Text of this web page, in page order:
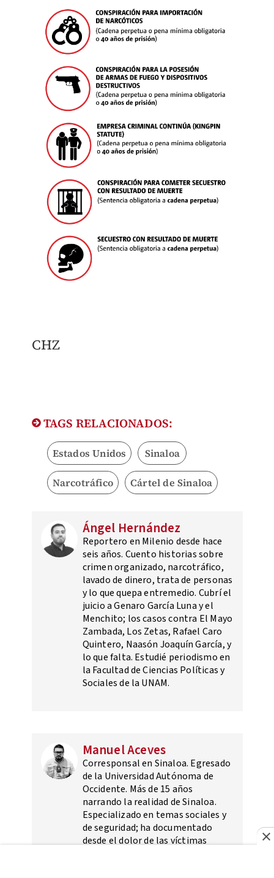
CHZ
TAGS RELACIONADOS:
Estados Unidos Sinaloa
Narcotráfico Cártel de Sinaloa
Ángel Hernández
Reportero en Milenio desde hace
seis años. Cuento historias sobre
crimen organizado, narcotráfico,
lavado de dinero, trata de personas
y lo que quepa entremedio. Cubrí el
juicio a Genaro García Luna y el
Menchito; los casos contra El Mayo
Zambada, Los Zetas, Rafael Caro
Quintero, Naasón Joaquín García, y
lo que falta. Estudié periodismo en
la Facultad de Ciencias Políticas y
Sociales de la UNAM.
Manuel Aceves
Corresponsal en Sinaloa. Egresado
de la Universidad Autónoma de
Occidente. Más de 15 años
narrando la realidad de Sinaloa.
Especializado en temas sociales y
de seguridad; ha documentado
desde el dolor de las víctimas